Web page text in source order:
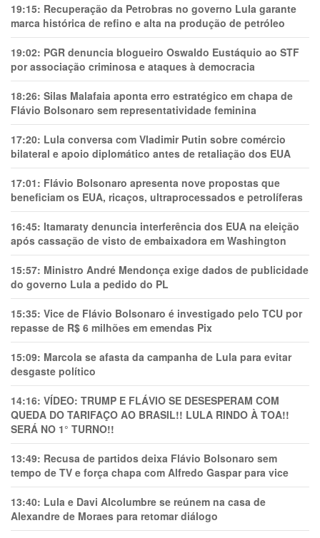
19:15: Recuperação da Petrobras no governo Lula garante
marca histórica de refino e alta na produção de petróleo
19:02: PGR denuncia blogueiro Oswaldo Eustáquio ao STF
por associação criminosa e ataques à democracia
18:26: Silas Malafaia aponta erro estratégico em chapa de
Flávio Bolsonaro sem representatividade feminina
17:20: Lula conversa com Vladimir Putin sobre comércio
bilateral e apoio diplomático antes de retaliação dos EUA
17:01: Flávio Bolsonaro apresenta nove propostas que
beneficiam os EUA, ricaços, ultraprocessados e petrolíferas
16:45: Itamaraty denuncia interferência dos EUA na eleição
após cassação de visto de embaixadora em Washington
15:57: Ministro André Mendonça exige dados de publicidade
do governo Lula a pedido do PL
15:35: Vice de Flávio Bolsonaro é investigado pelo TCU por
repasse de R$ 6 milhões em emendas Pix
15:09: Marcola se afasta da campanha de Lula para evitar
desgaste político
14:16: VÍDEO: TRUMP E FLÁVIO SE DESESPERAM COM
QUEDA DO TARIFAÇO AO BRASIL!! LULA RINDO À TOA!!
SERÁ NO 1° TURNO!!
13:49: Recusa de partidos deixa Flávio Bolsonaro sem
tempo de TV e força chapa com Alfredo Gaspar para vice
13:40: Lula e Davi Alcolumbre se reúnem na casa de
Alexandre de Moraes para retomar diálogo